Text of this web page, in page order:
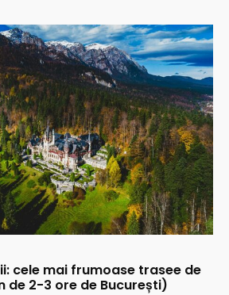
cele mai frumoase trasee de
de 2-3 ore de București)